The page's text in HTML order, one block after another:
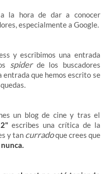
la hora de dar a conocer
especialmente a Google.
y escribimos una entrada
spiderde los buscadores
que hemos escrito se
un blog de cine y tras el
escribes una crítica de la
y tan curradoque crees que